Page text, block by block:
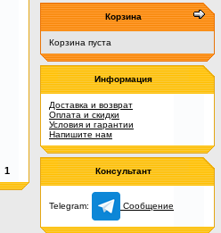
1
Корзина
Корзина пуста
Информация
Доставка и возврат
Оплата и скидки
Условия и гарантии
Напишите нам
Консультант
Telegram: Сообщение